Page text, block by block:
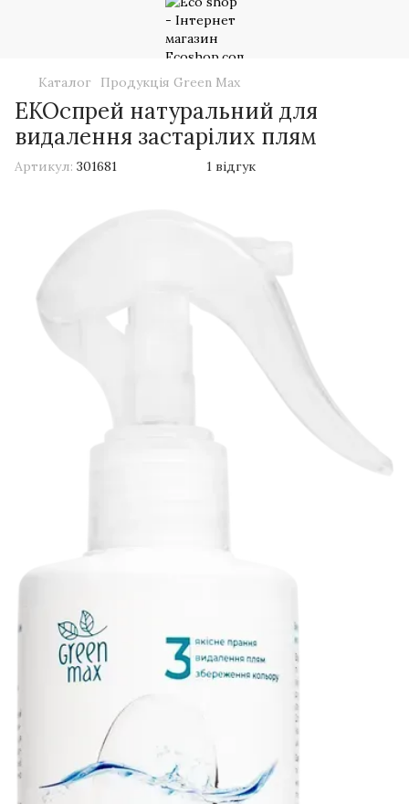
Каталог Продукція Green Max
ЕКОспрей натуральний для
видалення застарілих плям
Артикул: 301681 1 відгук